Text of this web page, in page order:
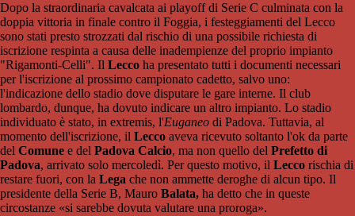
Dopo la straordinaria cavalcata ai playoff di Serie C culminata con la
doppia vittoria in finale contro il Foggia, i festeggiamenti del Lecco
sono stati presto strozzati dal rischio di una possibile richiesta di
iscrizione respinta a causa delle inadempienze del proprio impianto
"Rigamonti-Celli". Il Lecco ha presentato tutti i documenti necessari
per l'iscrizione al prossimo campionato cadetto, salvo uno:
l'indicazione dello stadio dove disputare le gare interne. Il club
lombardo, dunque, ha dovuto indicare un altro impianto. Lo stadio
individuato è stato, in extremis, l'Euganeo di Padova. Tuttavia, al
momento dell'iscrizione, il Lecco aveva ricevuto soltanto l'ok da parte
del Comune e del Padova Calcio, ma non quello del Prefetto di
Padova, arrivato solo mercoledì. Per questo motivo, il Lecco rischia di
restare fuori, con la Lega che non ammette deroghe di alcun tipo. Il
presidente della Serie B, Mauro Balata, ha detto che in queste
circostanze «si sarebbe dovuta valutare una proroga».